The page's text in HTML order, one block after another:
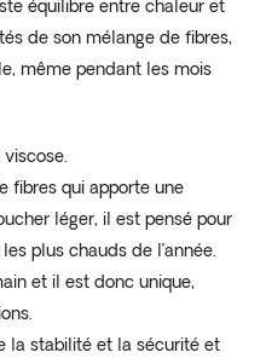
609.00€
équilibre entre chaleur et
de son mélange de fibres,
même pendant les mois
viscose.
fibres qui apporte une
léger, il est pensé pour
plus chauds de l’année.
et il est donc unique,
la stabilité et la sécurité et